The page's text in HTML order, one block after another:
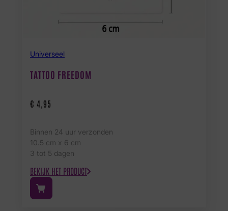
Universeel
TATTOO FREEDOM
€ 4,95
Binnen 24 uur verzonden
10.5 cm x 6 cm
3 tot 5 dagen
BEKIJK HET PRODUCT